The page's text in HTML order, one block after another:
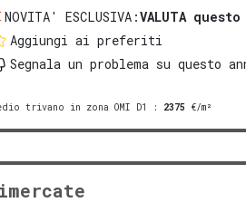
NOVITA' ESCLUSIVA:VALUTA
Aggiungi ai preferiti
Segnala un problema su questo
trivano in zona OMI D1 : 2375 €/m²